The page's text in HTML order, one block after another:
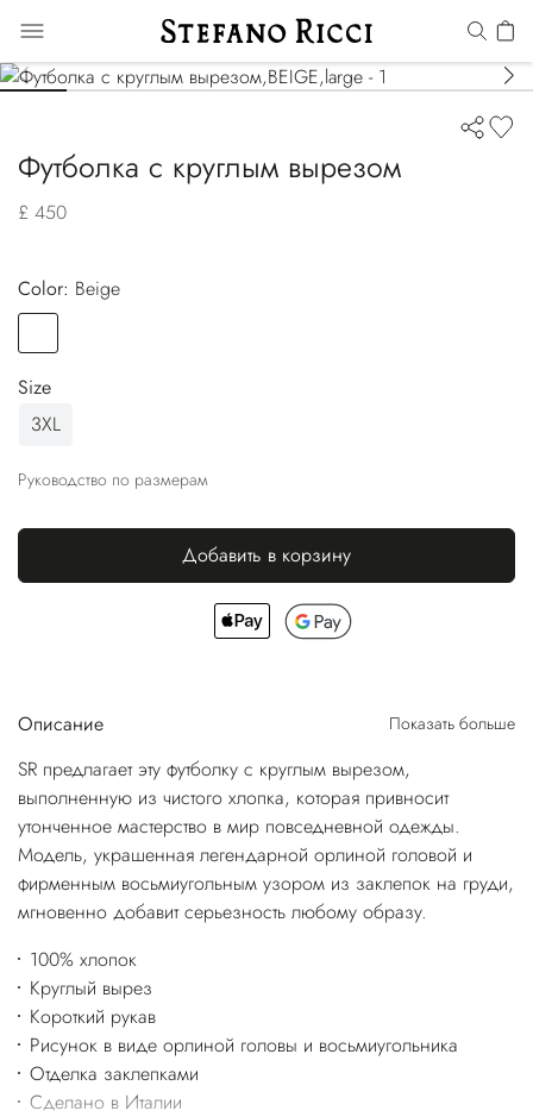
Футболка с круглым вырезом
£ 450
Color:
beige
Size
3XL
Руководство по размерам
Добавить в корзину
Описание Показать больше
SR предлагает эту футболку с круглым вырезом,
выполненную из чистого хлопка, которая привносит
утонченное мастерство в мир повседневной одежды.
Модель, украшенная легендарной орлиной головой и
фирменным восьмиугольным узором из заклепок на груди,
мгновенно добавит серьезность любому образу.
100% хлопок
Круглый вырез
Короткий рукав
Рисунок в виде орлиной головы и восьмиугольника
Отделка заклепками
Сделано в Италии